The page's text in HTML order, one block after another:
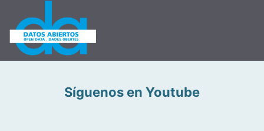
Síguenos en Youtube